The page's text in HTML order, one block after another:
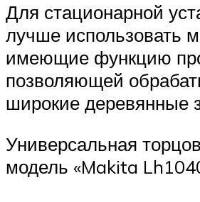
Для стационарной
лучше использовать
имеющие функцию
позволяющей
широкие деревянные
Универсальная
модель «Makita